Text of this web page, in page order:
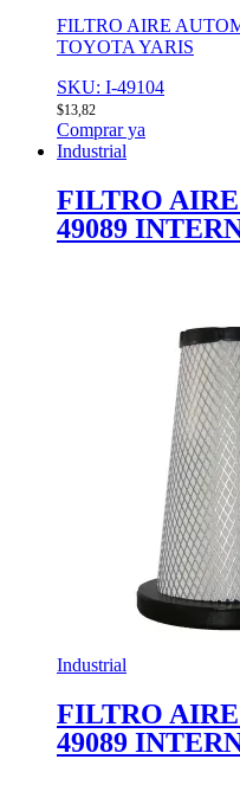
FILTRO AIRE
TOYOTA YARIS
SKU: I-49104
$13,82
Comprar ya
Industrial
FILTRO
49089
Industrial
FILTRO
49089